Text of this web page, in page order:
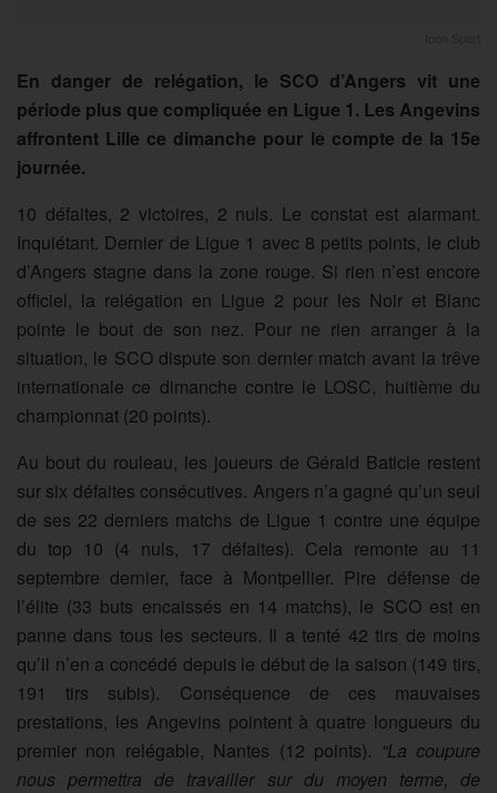
En danger de relégation, le SCO d’Angers vit une
période plus que compliquée en Ligue 1. Les Angevins
affrontent Lille ce dimanche pour le compte de la 15e
journée.
10 défaites, 2 victoires, 2 nuls. Le constat est alarmant.
Inquiétant. Dernier de Ligue 1 avec 8 petits points, le club
d’Angers stagne dans la zone rouge. Si rien n’est encore
officiel, la relégation en Ligue 2 pour les Noir et Blanc
pointe le bout de son nez. Pour ne rien arranger à la
situation, le SCO dispute son dernier match avant la trêve
internationale ce dimanche contre le LOSC, huitième du
championnat (20 points).
Au bout du rouleau, les joueurs de Gérald Baticle restent
sur six défaites consécutives. Angers n’a gagné qu’un seul
de ses 22 derniers matchs de Ligue 1 contre une équipe
du top 10 (4 nuls, 17 défaites). Cela remonte au 11
septembre dernier, face à Montpellier. Pire défense de
l’élite (33 buts encaissés en 14 matchs), le SCO est en
panne dans tous les secteurs. Il a tenté 42 tirs de moins
qu’il n’en a concédé depuis le début de la saison (149 tirs,
191 tirs subis). Conséquence de ces mauvaises
prestations, les Angevins pointent à quatre longueurs du
premier non relégable, Nantes (12 points). “La coupure
nous permettra de travailler sur du moyen terme, de